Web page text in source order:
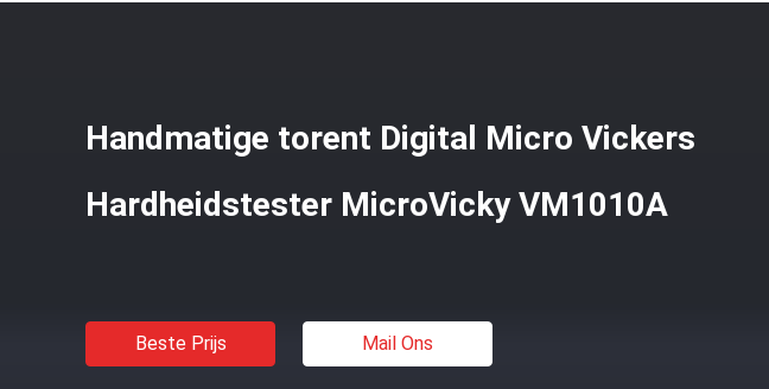
Handmatige torent Digital Micro Vickers
Hardheidstester MicroVicky VM1010A
Beste Prijs Mail Ons